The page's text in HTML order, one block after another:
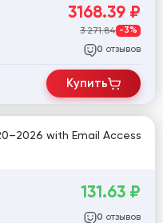
3168.39 ₽
3 271.84 -3%
0 отзывов
Купить
with Email Access
131.63 ₽
0 отзывов